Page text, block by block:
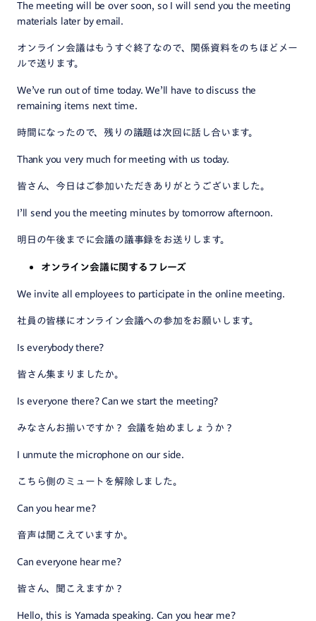
The meeting will be over soon, so I will send you the meeting
materials later by email.
オンライン会議はもうすぐ終了なので、関係資料をのちほどメー
ルで送ります。
We’ve run out of time today. We’ll have to discuss the
remaining items next time.
時間になったので、残りの議題は次回に話し合います。
Thank you very much for meeting with us today.
皆さん、今日はご参加いただきありがとうございました。
I’ll send you the meeting minutes by tomorrow afternoon.
明日の午後までに会議の議事録をお送りします。
オンライン会議に関するフレーズ
We invite all employees to participate in the online meeting.
社員の皆様にオンライン会議への参加をお願いします。
Is everybody there?
皆さん集まりましたか。
Is everyone there? Can we start the meeting?
みなさんお揃いですか？ 会議を始めましょうか？
I unmute the microphone on our side.
こちら側のミュートを解除しました。
Can you hear me?
音声は聞こえていますか。
Can everyone hear me?
皆さん、聞こえますか？
Hello, this is Yamada speaking. Can you hear me?